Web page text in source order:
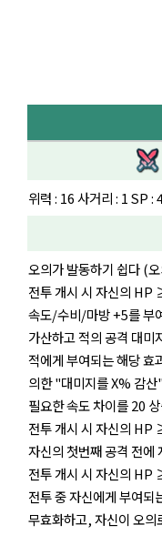
위력 : 16 사거리 : 1 SP :
오의가 발동하기 쉽다 (
전투 개시 시 자신의
속도/수비/마방 +5를 부
가산하고 적의 공격 대
적에게 부여되는 해당 효
의한 "대미지를 X% 감
필요한 속도 차이를 20
전투 개시 시 자신의
자신의 첫번째 공격 전에
전투 개시 시 자신의
전투 중 자신에게 부여
무효화하고, 자신이 오